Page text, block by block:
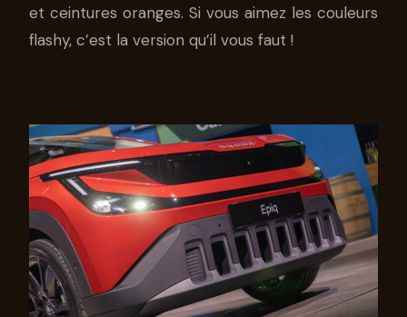
et ceintures oranges. Si vous aimez les couleurs
flashy, c’est la version qu’il vous faut !